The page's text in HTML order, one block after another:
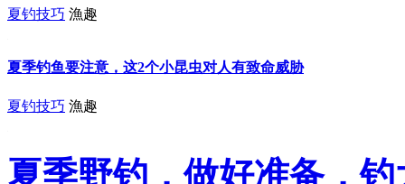
夏钓技巧 漁趣
夏季钓鱼要注意，这2个小昆虫对人有致命威胁
夏钓技巧 漁趣
夏季野钓，做好准备，钓